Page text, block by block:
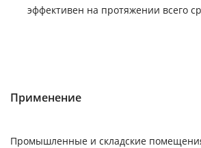
эффективен на протяжении всего
Применение
Промышленные и складские